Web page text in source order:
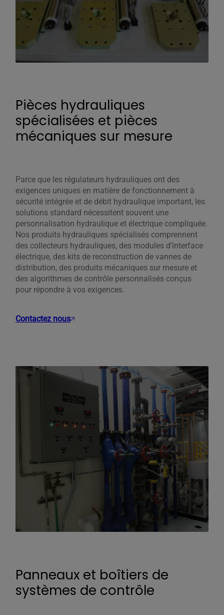
Pièces hydrauliques
spécialisées et pièces
mécaniques sur mesure
Parce que les régulateurs hydrauliques ont des
exigences uniques en matière de fonctionnement à
sécurité intégrée et de débit hydraulique important, les
solutions standard nécessitent souvent une
personnalisation hydraulique et électrique compliquée.
Nos produits hydrauliques spécialisés comprennent
des collecteurs hydrauliques, des modules d’interface
électrique, des kits de reconstruction de vannes de
distribution, des produits mécaniques sur mesure et
des algorithmes de contrôle personnalisés conçus
pour répondre à vos exigences.
Contactez nous
Panneaux et boîtiers de
systèmes de contrôle